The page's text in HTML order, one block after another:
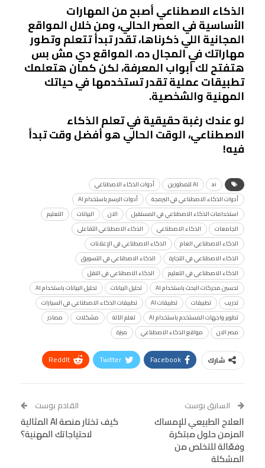
الذكاء الاصطناعي أصبح من المهارات
الأساسية في العصر الحالي، ومن خلال المواقع
المجانية اللي ذكرناها، تقدر تبدأ تتعلم وتطور
مهاراتك في المجال ده. المواقع دي مش بس
هتفتح لك أبواب المعرفة، لكن كمان هتعلمك
تطبيقات عملية تقدر تستخدمها في حياتك
المهنية والشخصية.
لو عندك رغبة حقيقية في تعلم الذكاء
الاصطناعي، الوقت الحالي هو أفضل وقت تبدأ
فيه!
ai AI للمطورين
أدوات الذكاء الاصطناعي
أدوات الذكاء الاصطناعي في البرمجة
أدوات الرسم باستخدام AI
استخدامات الذكاء الاصطناعي في المستقبل
الان البيانات
التعليم
الجامعات
الذكاء الاصطناعي
الذكاء الاصطناعي التفاعلي
الذكاء الاصطناعي العام
الذكاء الاصطناعي في الإعلانات
الذكاء الاصطناعي في التجارة
الذكاء الاصطناعي في التسويق
الذكاء الاصطناعي في التعليم
الذكاء الاصطناعي في النقل
تحسين محركات البحث باستخدام AI
تحليل البيانات
تحليل البيانات باستخدام AI
تدريب
تطبيقات تطبيقات AI
تطبيقات الذكاء الاصطناعي في السيارات
تطوير واجهات المستخدم باستخدام AI
تعلم الآلة مشكلات
مصادر
مصر الان
مواقع الذكاء الاصطناعي ميزة
شارك Facebook
Twitter
ReddIt
Tumblr
البريد الإلكتروني
StumbleUpon
VK
Digg
LINE
Viber
طباعة
السابق بوست
العلاج الطبيعي للإمساك
المزمن حلول مبتكرة
وفعّالة للتخلص من
المشكلة
القادم بوست
كيف تختار منصة AI المثالية
لاحتياجاتك المهنية؟